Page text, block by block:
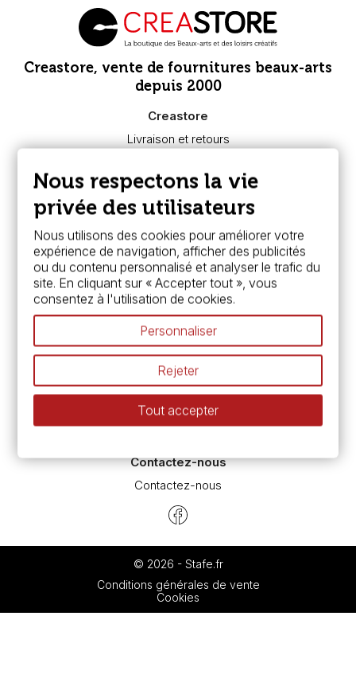
Creastore, vente de fournitures beaux-arts
depuis 2000
Creastore
Livraison et retours
Paiement sécurisé
FAQ
Boutique à Angers
Services
Carte fidélité & avantages
Chèque cadeau, bon cadeaux
Devis & bon de commande
Pass culture - mode d'emploi
Nos promotions en cours
Espace conseils
L’aquarelle en tubes ou en godets ?
Le vocabulaire technique de l’aquarelle
Différence entre peinture Fine et Extra-fine
Préparer une toile pour peinture à l'huile et acrylique
Contactez-nous
Contactez-nous
© 2026 - Stafe.fr
Conditions générales de vente
Cookies
Nous respectons la vie
privée des utilisateurs
Nous utilisons des cookies pour améliorer votre
expérience de navigation, afficher des publicités
ou du contenu personnalisé et analyser le trafic du
site. En cliquant sur « Accepter tout », vous
consentez à l'utilisation de cookies.
Personnaliser
Rejeter
Tout accepter